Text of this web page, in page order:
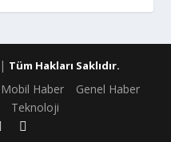
| Tüm Hakları Saklıdır.
Mobil Haber
Genel Haber
Teknoloji